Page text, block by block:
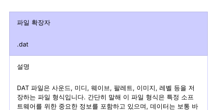
파일 확장자
.dat
설명
DAT 파일은 사운드, 미디, 웨이브, 팔레트, 이미지, 레벨 등을 저
장하는 파일 형식입니다. 간단히 말해 이 파일 형식은 특정 소프
트웨어를 위한 중요한 정보를 포함하고 있으며, 데이터는 보통 바